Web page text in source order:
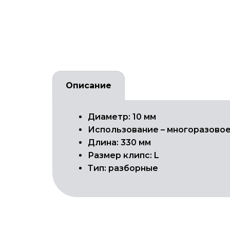
Описание
Диаметр: 10 мм
Использование –
Длина: 330 мм
Размер клипс: L
Тип: разборные